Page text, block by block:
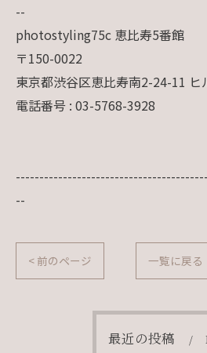
--
photostyling75c 恵比寿5番館
〒150-0022
東京都渋谷区恵比寿南2-24-11 ヒ
電話番号 : 03-5768-3928
--
< 前のページ 一覧に戻る
最近の投稿